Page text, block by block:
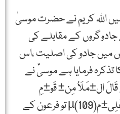
الاعراف :109-118 میں اﷲ کریم نے حضرت موسیٰ
جادوگروں کے مقابلے کی
میں جادو کی اصلیت ،اس
تذکرہ فرمایا ہے موسیؑ نے
ال±مَلَاُ مِن± قَو±مِ
فِر±عَو±نَ اِنَّ ھٰذَا لَسٰحِرµ عَلِی±مµ(109) تو فرعون کے